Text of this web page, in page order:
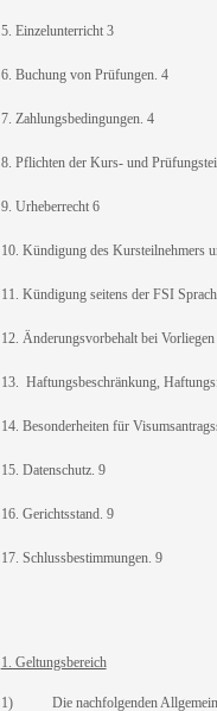
5. Einzelunterricht 3
6. Buchung von Prüfungen. 4
7. Zahlungsbedingungen. 4
8. Pflichten der Kurs- und
9. Urheberrecht 6
10. Kündigung des Kursteilnehmers
11. Kündigung seitens der FSI
12. Änderungsvorbehalt bei
13. Haftungsbeschränkung,
14. Besonderheiten für
15. Datenschutz. 9
16. Gerichtsstand. 9
17. Schlussbestimmungen. 9
1. Geltungsbereich
1) Die nachfolgenden Allgemein